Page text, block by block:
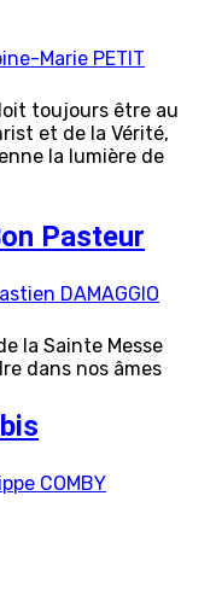
Marie PETIT
toujours être au
et de la Vérité,
la lumière de
Pasteur
DAMAGGIO
la Sainte Messe
dans nos âmes
COMBY